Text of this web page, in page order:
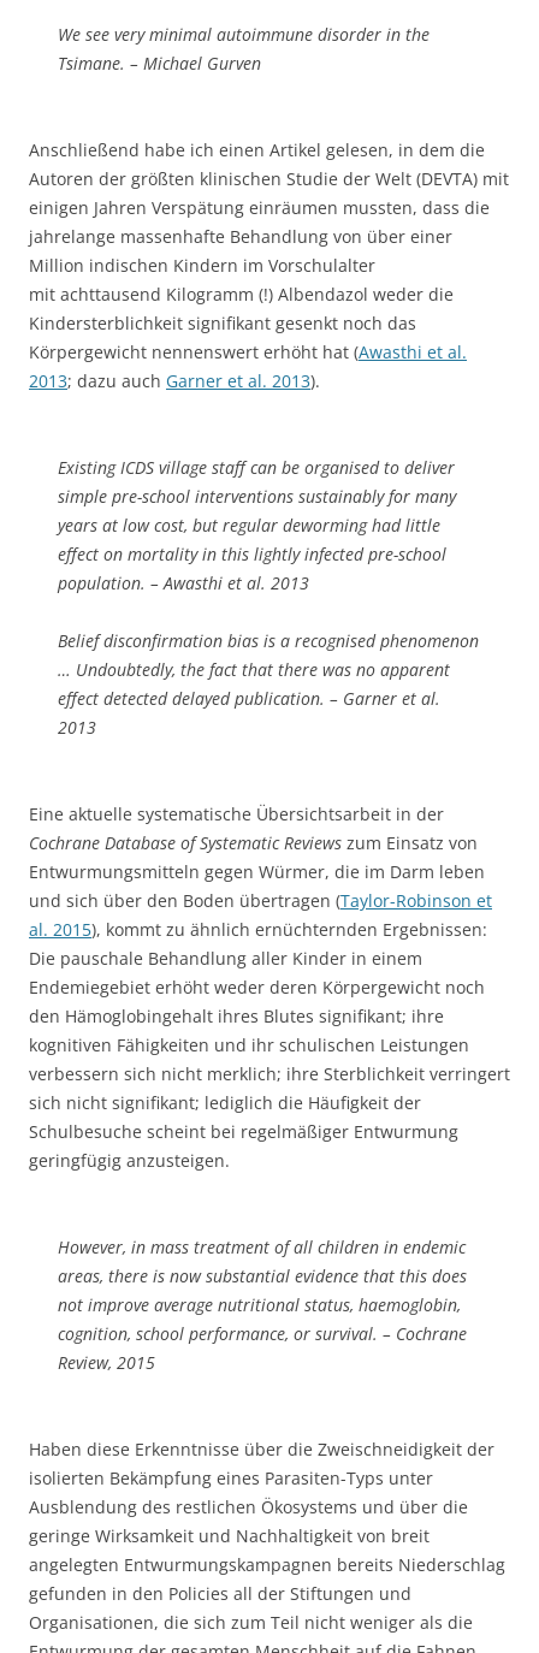
We see very minimal autoimmune disorder in the
Tsimane. – Michael Gurven
Anschließend habe ich einen Artikel gelesen, in dem die
Autoren der größten klinischen Studie der Welt (DEVTA) mit
einigen Jahren Verspätung einräumen mussten, dass die
jahrelange massenhafte Behandlung von über einer
Million indischen Kindern im Vorschulalter
mit achttausend Kilogramm (!) Albendazol weder die
Kindersterblichkeit signifikant gesenkt noch das
Körpergewicht nennenswert erhöht hat (Awasthi et al.
2013; dazu auch Garner et al. 2013).
Existing ICDS village staff can be organised to deliver
simple pre-school interventions sustainably for many
years at low cost, but regular deworming had little
effect on mortality in this lightly infected pre-school
population. – Awasthi et al. 2013
Belief disconfirmation bias is a recognised phenomenon
… Undoubtedly, the fact that there was no apparent
effect detected delayed publication. – Garner et al.
2013
Eine aktuelle systematische Übersichtsarbeit in der
Cochrane Database of Systematic Reviews zum Einsatz von
Entwurmungsmitteln gegen Würmer, die im Darm leben
und sich über den Boden übertragen (Taylor-Robinson et
al. 2015), kommt zu ähnlich ernüchternden Ergebnissen:
Die pauschale Behandlung aller Kinder in einem
Endemiegebiet erhöht weder deren Körpergewicht noch
den Hämoglobingehalt ihres Blutes signifikant; ihre
kognitiven Fähigkeiten und ihr schulischen Leistungen
verbessern sich nicht merklich; ihre Sterblichkeit verringert
sich nicht signifikant; lediglich die Häufigkeit der
Schulbesuche scheint bei regelmäßiger Entwurmung
geringfügig anzusteigen.
However, in mass treatment of all children in endemic
areas, there is now substantial evidence that this does
not improve average nutritional status, haemoglobin,
cognition, school performance, or survival. – Cochrane
Review, 2015
Haben diese Erkenntnisse über die Zweischneidigkeit der
isolierten Bekämpfung eines Parasiten-Typs unter
Ausblendung des restlichen Ökosystems und über die
geringe Wirksamkeit und Nachhaltigkeit von breit
angelegten Entwurmungskampagnen bereits Niederschlag
gefunden in den Policies all der Stiftungen und
Organisationen, die sich zum Teil nicht weniger als die